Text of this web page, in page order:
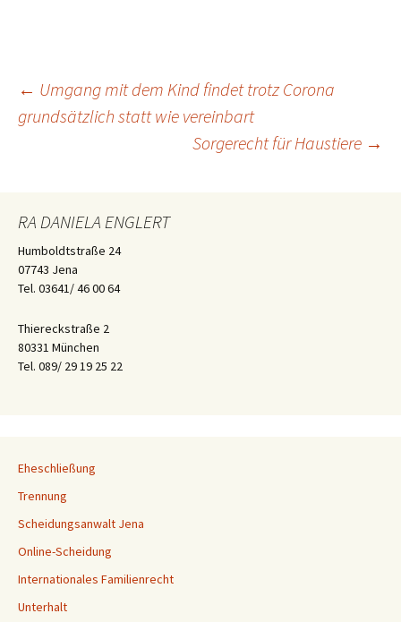
Beitragsnavigation
← Umgang mit dem Kind findet trotz Corona
grundsätzlich statt wie vereinbart
Sorgerecht für Haustiere →
RA DANIELA ENGLERT
Humboldtstraße 24
07743 Jena
Tel. 03641/ 46 00 64
Thiereckstraße 2
80331 München
Tel. 089/ 29 19 25 22
Eheschließung
Trennung
Scheidungsanwalt Jena
Online-Scheidung
Internationales Familienrecht
Unterhalt